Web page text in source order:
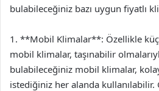
bulabileceğiniz bazı uygun fiyatlı
1. **Mobil Klimalar**: Özellikle
mobil klimalar, taşınabilir
bulabileceğiniz mobil klimalar,
istediğiniz her alanda kullanılabilir.